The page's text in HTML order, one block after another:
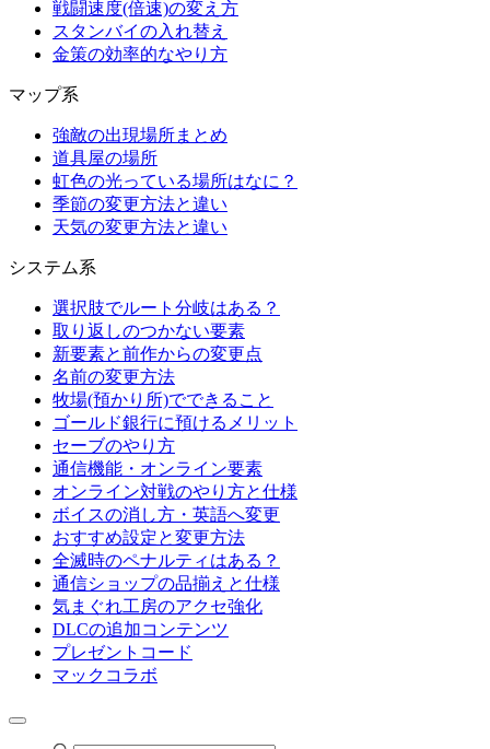
戦闘速度(倍速)の変え方
スタンバイの入れ替え
金策の効率的なやり方
マップ系
強敵の出現場所まとめ
道具屋の場所
虹色の光っている場所はなに？
季節の変更方法と違い
天気の変更方法と違い
システム系
選択肢でルート分岐はある？
取り返しのつかない要素
新要素と前作からの変更点
名前の変更方法
牧場(預かり所)でできること
ゴールド銀行に預けるメリット
セーブのやり方
通信機能・オンライン要素
オンライン対戦のやり方と仕様
ボイスの消し方・英語へ変更
おすすめ設定と変更方法
全滅時のペナルティはある？
通信ショップの品揃えと仕様
気まぐれ工房のアクセ強化
DLCの追加コンテンツ
プレゼントコード
マックコラボ